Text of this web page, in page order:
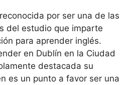
por ser una de las
del estudio que imparte
para aprender inglés.
en Dublín en la Ciudad
destacada su
es un punto a favor ser una